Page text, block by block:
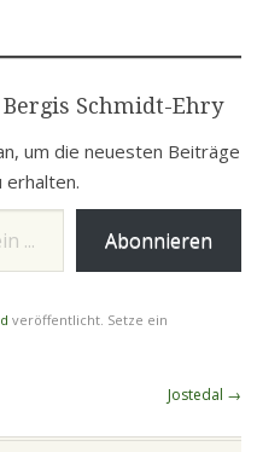
Schmidt-Ehry
um die neuesten Beiträge
erhalten.
Abonnieren
veröffentlicht. Setze ein
Jostedal →